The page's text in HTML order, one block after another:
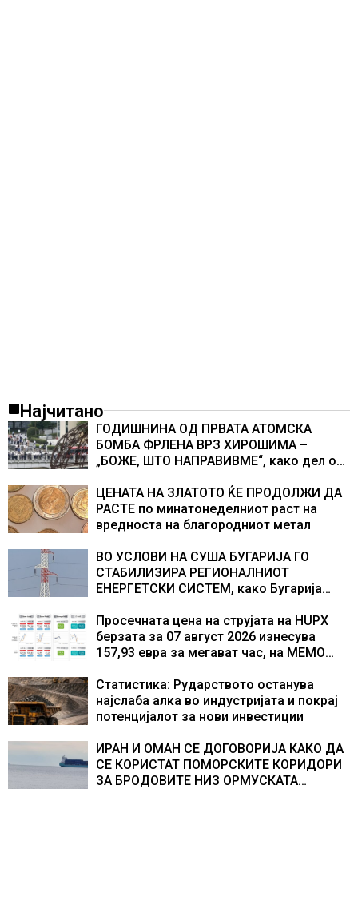
Најчитано
ГОДИШНИНА ОД ПРВАТА АТОМСКА
БОМБА ФРЛЕНА ВРЗ ХИРОШИМА –
„БОЖЕ, ШТО НАПРАВИВМЕ“, како дел од
учесниците во бомбардирањето го
доживуваа овој настан што го промени
текот на историјата
ЦЕНАТА НА ЗЛАТОТО ЌЕ ПРОДОЛЖИ ДА
РАСТЕ по минатонеделниот раст на
вредноста на благородниот метал
ВО УСЛОВИ НА СУША БУГАРИЈА ГО
СТАБИЛИЗИРА РЕГИОНАЛНИОТ
ЕНЕРГЕТСКИ СИСТЕМ, како Бугарија
складирање на енергија од батерии
Просечната цена на струјата на HUPX
берзата за 07 август 2026 изнесува
157,93 евра за мегават час, на МЕМО
Статистика: Рударството останува
најслаба алка во индустријата и покрај
потенцијалот за нови инвестиции
ИРАН И ОМАН СЕ ДОГОВОРИЈА КАКО ДА
СЕ КОРИСТАТ ПОМОРСКИТЕ КОРИДОРИ
ЗА БРОДОВИТЕ НИЗ ОРМУСКАТА